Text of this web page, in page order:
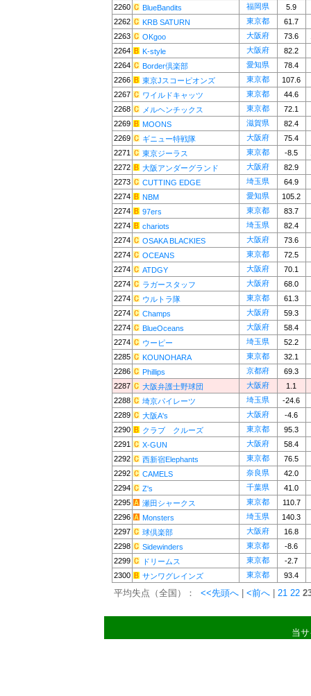
2260
BlueBandits 福岡県
5.9
2262
KRB SATURN 東京都
61.7
2263
OKgoo 大阪府 73.6
2264
K-style 大阪府
82.2
2264
Border倶楽部 愛知県
78.4
2266
東京Jスコーピオンズ 東京都
107.6
2267
ワイルドキャッツ 東京都
44.6
2268
メルヘンチックス 東京都
72.1
2269
MOONS 滋賀県
82.4
2269
ギニュー特戦隊 大阪府
75.4
2271
東京ジーラス 東京都 -8.5
2272
大阪アンダーグランド 大阪府
82.9
2273
CUTTING EDGE 埼玉県
64.9
2274
NBM 愛知県
105.2
2274
97ers 東京都
83.7
2274
chariots 埼玉県
82.4
2274
OSAKA BLACKIES 大阪府
73.6
2274
OCEANS 東京都
72.5
2274
ATDGY 大阪府
70.1
2274
ラガースタッフ 大阪府
68.0
2274
ウルトラ隊 東京都
61.3
2274
Champs 大阪府
59.3
2274
BlueOceans 大阪府
58.4
2274
ウーピー 埼玉県
52.2
2285
KOUNOHARA 東京都
32.1
2286
Phillips 京都府
69.3
2287
大阪弁護士野球団 大阪府
1.1
2288
埼京パイレーツ 埼玉県
-24.6
2289
大阪A's 大阪府
-4.6
2290
クラブ クルーズ 東京都
95.3
2291
X-GUN 大阪府
58.4
2292
西新宿Elephants 東京都
76.5
2292
CAMELS 奈良県
42.0
2294
Z's 千葉県
41.0
2295
瀬田シャークス 東京都
110.7
2296
Monsters 埼玉県
140.3
2297
球倶楽部 大阪府
16.8
2298
Sidewinders 東京都
-8.6
2299
ドリームス 東京都
-2.7
2300
サンワグレインズ 東京都 93.4
平均失点（全国）： <<先頭へ <前へ 21 22
当